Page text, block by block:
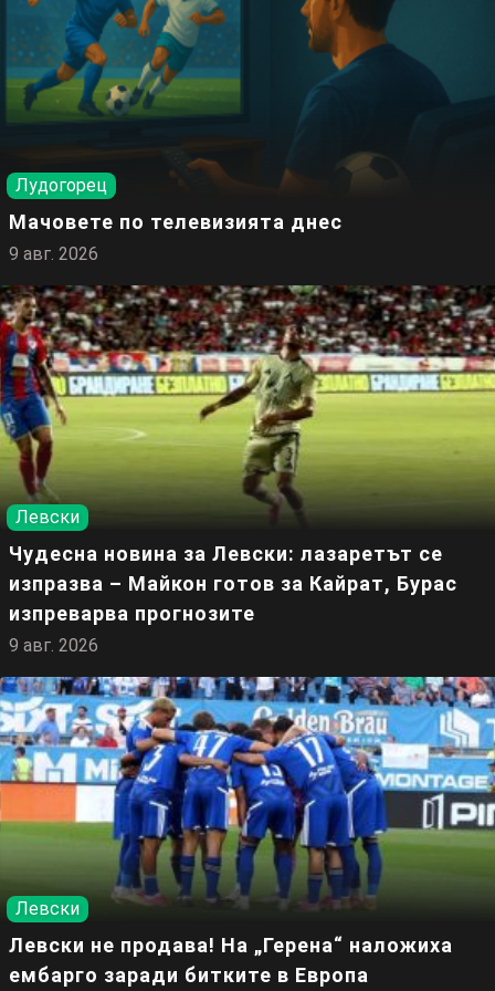
Лудогорец
Мачовете по телевизията днес
9 авг. 2026
Левски
Чудесна новина за Левски: лазаретът се
изпразва – Майкон готов за Кайрат, Бурас
изпреварва прогнозите
9 авг. 2026
Левски
Левски не продава! На „Герена“ наложиха
ембарго заради битките в Европа